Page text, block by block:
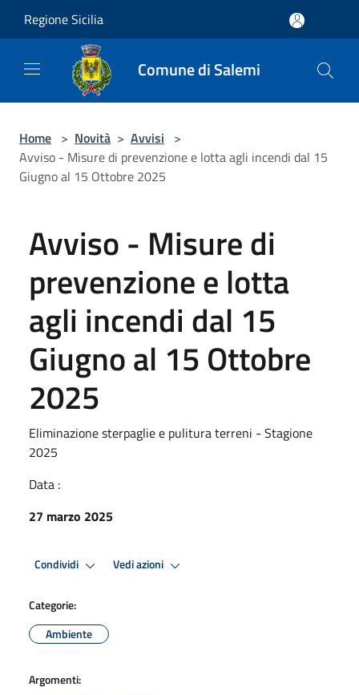
Regione Sicilia
Comune di Salemi
Home > Novità > Avvisi >
Avviso - Misure di prevenzione e lotta agli incendi dal 15
Giugno al 15 Ottobre 2025
Avviso - Misure di
prevenzione e lotta
agli incendi dal 15
Giugno al 15 Ottobre
2025
Eliminazione sterpaglie e pulitura terreni - Stagione
2025
Data :
27 marzo 2025
Condividi Vedi azioni
Categorie:
Ambiente
Argomenti: